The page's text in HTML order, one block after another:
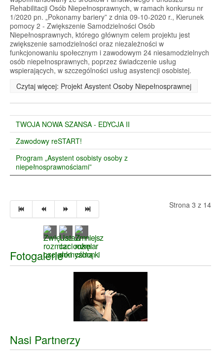
Rehabilitacji Osób Niepełnosprawnych, w ramach konkursu nr
1/2020 pn. „Pokonamy bariery” z dnia 09-10-2020 r., Kierunek
pomocy 2 - Zwiększenie Samodzielności Osób
Niepełnosprawnych, którego głównym celem projektu jest
zwiększenie samodzielności oraz niezależności w
funkcjonowaniu społecznym i zawodowym 24 niesamodzielnych
osób niepełnosprawnych, poprzez świadczenie usług
wspierających, w szczególności usług asystencji osobistej.
Czytaj więcej: Projekt Asystent Osoby Niepełnosprawnej
TWOJA NOWA SZANSA - EDYCJA II
Zawodowy reSTART!
Program „Asystent osobisty osoby z
niepełnosprawnościami”
Strona 3 z 14
Fotogalerie
Nasi Partnerzy